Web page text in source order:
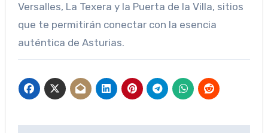
Versalles, La Texera y la Puerta de la Villa, sitios
que te permitirán conectar con la esencia
auténtica de Asturias.